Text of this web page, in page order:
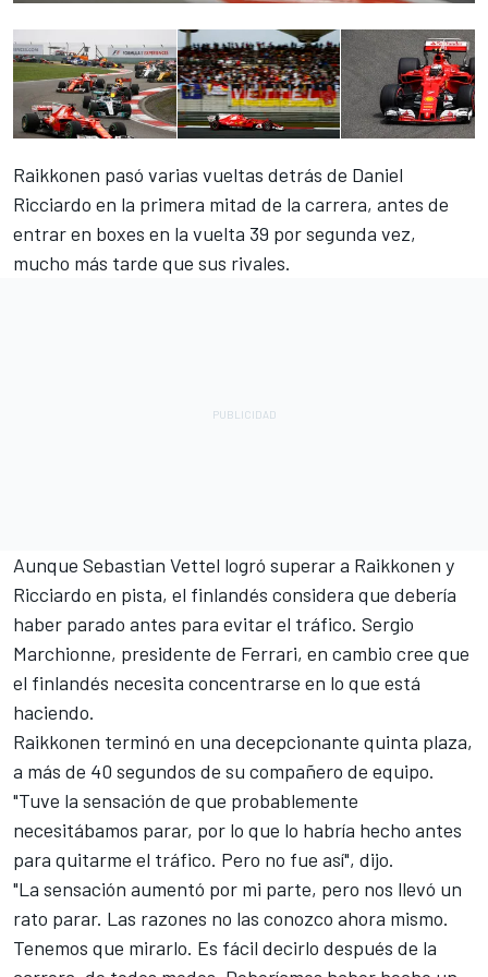
Raikkonen pasó varias vueltas detrás de Daniel
Ricciardo en la primera mitad de la carrera, antes de
entrar en boxes en la vuelta 39 por segunda vez,
mucho más tarde que sus rivales.
Aunque Sebastian Vettel logró superar a Raikkonen y
Ricciardo en pista, el finlandés considera que debería
haber parado antes para evitar el tráfico. Sergio
Marchionne, presidente de Ferrari, en cambio cree que
el finlandés necesita concentrarse en lo que está
haciendo.
Raikkonen terminó en una decepcionante quinta plaza,
a más de 40 segundos de su compañero de equipo.
"Tuve la sensación de que probablemente
necesitábamos parar, por lo que lo habría hecho antes
para quitarme el tráfico. Pero no fue así", dijo.
"La sensación aumentó por mi parte, pero nos llevó un
rato parar. Las razones no las conozco ahora mismo.
Tenemos que mirarlo. Es fácil decirlo después de la